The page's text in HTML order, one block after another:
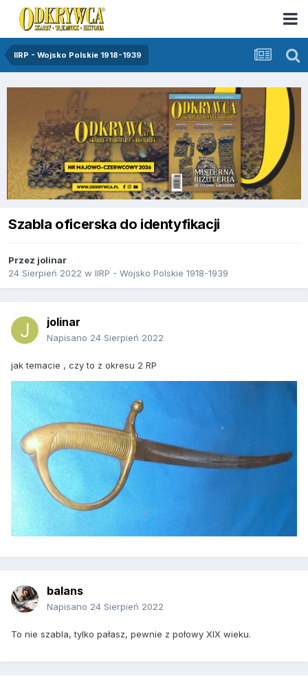
IIRP - Wojsko Polskie 1918-1939
Szabla oficerska do identyfikacji
Przez jolinar
24 Sierpień 2022 w IIRP - Wojsko Polskie 1918-1939
jolinar
Napisano 24 Sierpień 2022
jak temacie , czy to z okresu 2 RP
balans
Napisano 24 Sierpień 2022
To nie szabla, tylko pałasz, pewnie z połowy XIX wieku.